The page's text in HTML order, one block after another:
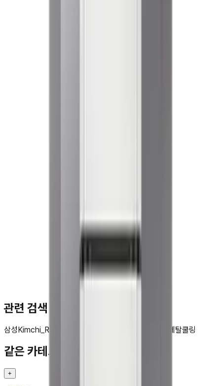
관련 검색
삼성Kimchi_Refrigerator 메탈쿨링
같은 카테고리 다른 기기
+